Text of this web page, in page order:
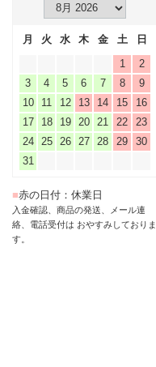
月 火 水 木 金 土
日
1
2
3
4 5 6 7 8
9
10
11 12 13 14 15
16
17
18 19 20 21 22
23
24
25 26 27 28 29
30
31
■赤の日付：休業日
入金確認、商品の発送、メール連
絡、電話受付は おやすみしておりま
す。